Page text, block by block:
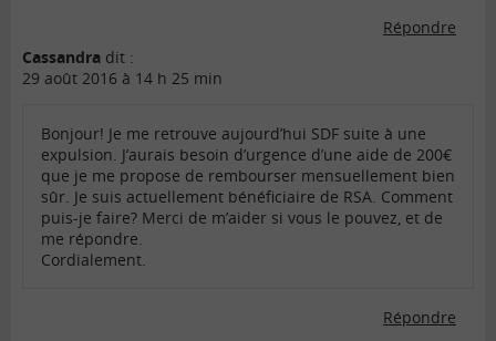
Répondre
Cassandra dit :
29 août 2016 à 14 h 25 min
Bonjour! Je me retrouve aujourd’hui SDF suite à une
expulsion. J’aurais besoin d’urgence d’une aide de 200€
que je me propose de rembourser mensuellement bien
sûr. Je suis actuellement bénéficiaire de RSA. Comment
puis-je faire? Merci de m’aider si vous le pouvez, et de
me répondre.
Cordialement.
Répondre